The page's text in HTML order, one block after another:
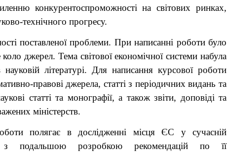
конкурентоспроможності на світових ринках,
технічного прогресу.
поставленої проблеми. При написанні роботи було
джерел. Тема світової економічної системи набула
літературі. Для написання курсової роботи
правові джерела, статті з періодичних видань та
статті та монографії, а також звіти, доповіді та
міністерств.
полягає в дослідженні місця ЄС у сучасній
з подальшою розробкою рекомендацій по її